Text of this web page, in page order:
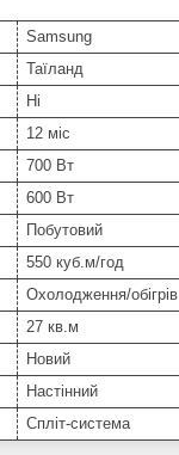
Samsung
Таїланд
Ні
12 міс
700 Вт
600 Вт
Побутовий
550 куб.м/год
Охолодження/обігрів
27 кв.м
Новий
Настінний
Спліт-система